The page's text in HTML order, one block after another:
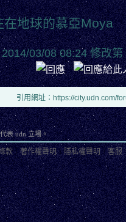
在地球的慕亞Moya
2014/03/08 08:24 修改第
引用網址：https://city.udn.com/
表 udn 立場。
款︱著作權聲明︱隱私權聲明︱客服